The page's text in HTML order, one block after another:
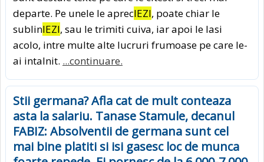
departe. Pe unele le aprecIEZI, poate chiar le
sublinIEZI, sau le trimiti cuiva, iar apoi le lasi
acolo, intre multe alte lucruri frumoase pe care le-
ai intalnit. ...continuare.
Stii germana? Afla cat de mult conteaza
asta la salariu. Tanase Stamule, decanul
FABIZ: Absolventii de germana sunt cel
mai bine platiti si isi gasesc loc de munca